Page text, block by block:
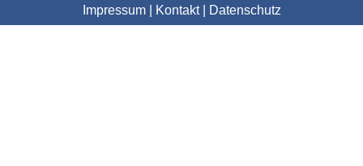
Impressum| Kontakt| Datenschutz